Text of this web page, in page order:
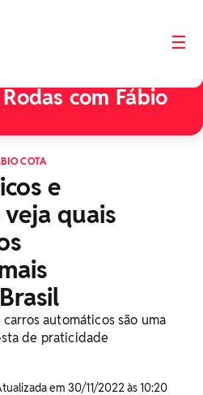
☰
com Fábio
COTA
e
quais
automáticos são uma
de praticidade
em 30/11/2022 às 10:20